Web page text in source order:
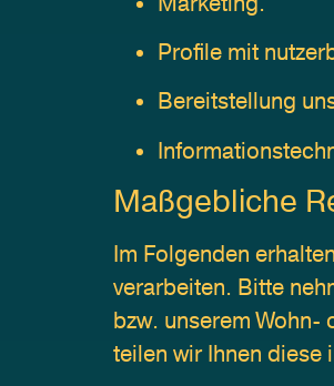
Profile mit
Bereitstellung
Maßgebliche
Im Folgenden
verarbeiten. Bitte
bzw. unserem
teilen wir Ihnen diese